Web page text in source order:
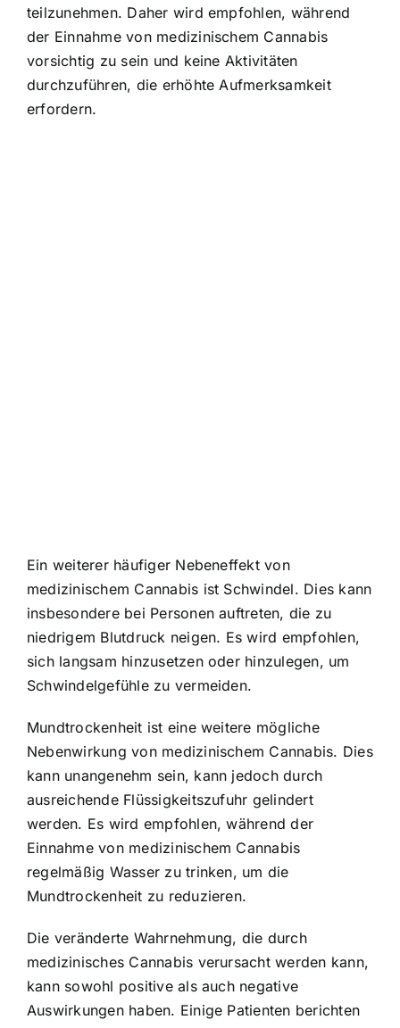
teilzunehmen. Daher wird empfohlen, während
der Einnahme von medizinischem Cannabis
vorsichtig zu sein und keine Aktivitäten
durchzuführen, die erhöhte Aufmerksamkeit
erfordern.
Ein weiterer häufiger Nebeneffekt von
medizinischem Cannabis ist Schwindel. Dies kann
insbesondere bei Personen auftreten, die zu
niedrigem Blutdruck neigen. Es wird empfohlen,
sich langsam hinzusetzen oder hinzulegen, um
Schwindelgefühle zu vermeiden.
Mundtrockenheit ist eine weitere mögliche
Nebenwirkung von medizinischem Cannabis. Dies
kann unangenehm sein, kann jedoch durch
ausreichende Flüssigkeitszufuhr gelindert
werden. Es wird empfohlen, während der
Einnahme von medizinischem Cannabis
regelmäßig Wasser zu trinken, um die
Mundtrockenheit zu reduzieren.
Die veränderte Wahrnehmung, die durch
medizinisches Cannabis verursacht werden kann,
kann sowohl positive als auch negative
Auswirkungen haben. Einige Patienten berichten